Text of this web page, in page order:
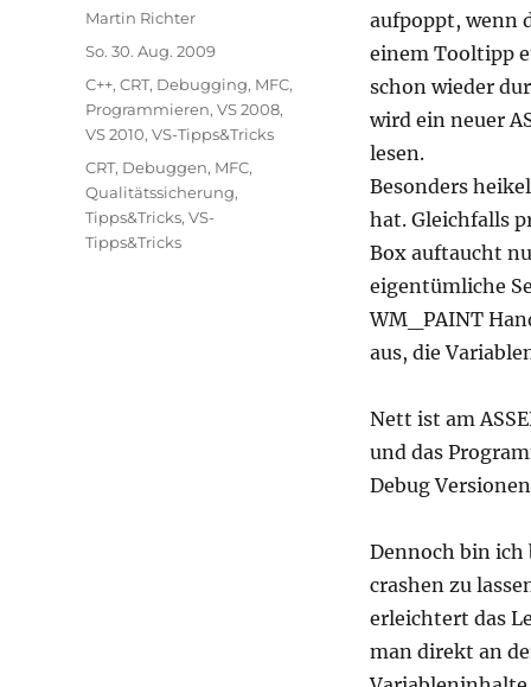
aufpoppt, wenn
einem Tooltipp
schon wieder
wird ein neuer
lesen.
Besonders
hat. Gleichfalls
Box auftaucht
eigentümliche
WM_PAINT
aus, die
Nett ist am
und das
Debug
Dennoch bin ich
crashen zu
erleichtert das
man direkt an
Autor
Martin Richter
Veröffentlicht
So. 30. Aug. 2009
Kategorien
C++, CRT, Debugging, MFC,
Programmieren, VS 2008,
VS 2010, VS-Tipps&Tricks
Schlagwörter
CRT, Debuggen, MFC,
Qualitätssicherung,
Tipps&Tricks, VS-
Tipps&Tricks